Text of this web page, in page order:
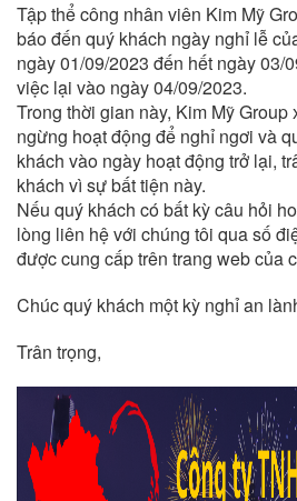
Tập thể công nhân viên Kim Mỹ
báo đến quý khách ngày nghỉ lễ
ngày 01/09/2023 đến hết ngày 03/
việc lại vào ngày 04/09/2023.
Trong thời gian này, Kim Mỹ
ngừng hoạt động để nghỉ ngơi và
khách vào ngày hoạt động trở lại,
khách vì sự bất tiện này.
Nếu quý khách có bất kỳ câu hỏi
lòng liên hệ với chúng tôi qua số
được cung cấp trên trang web của
Chúc quý khách một kỳ nghỉ an
Trân trọng,